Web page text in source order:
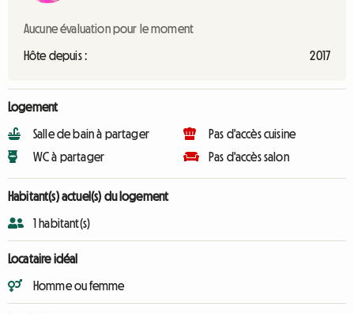
Aucune évaluation pour le moment
Hôte depuis : 2017
Logement
Salle de bain à partager
WC à partager
Pas d'accès cuisine
Pas d'accès salon
Habitant(s) actuel(s) du logement
1 habitant(s)
Locataire idéal
Homme ou femme